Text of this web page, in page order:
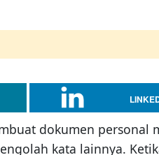
dokumen
kata lainnya.